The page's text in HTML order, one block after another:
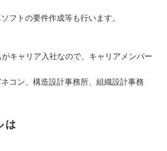
フトの要件作成等も行います。
キャリア入社なので、キャリアメンバー
ネコン、構造設計事務所、組織設計事務
は